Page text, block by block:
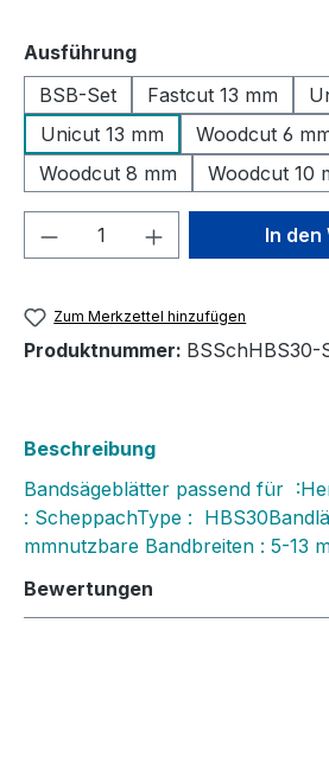
Ausführungauswählen
BSB-Set
Fastcut 13 mm
Unicut 13 mm
Woodcut 6
Woodcut 8 mm
Woodcut 10
Produkt Anzahl: GibIn den
Zum Merkzettel hinzufügen
Produktnummer: BSSchHBS30-
Beschreibung
Bandsägeblätter passend für
: ScheppachType :
mmnutzbare Bandbreiten : 5-13
Bewertungen